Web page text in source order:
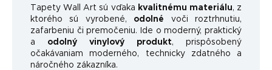
Tapety Wall Art sú vďaka kvalitnému materiálu, z
ktorého sú vyrobené, odolné voči roztrhnutiu,
zafarbeniu či premočeniu. Ide o moderný, praktický
a odolný vinylový produkt, prispôsobený
očakávaniam moderného, ​​technicky zdatného a
náročného zákazníka.